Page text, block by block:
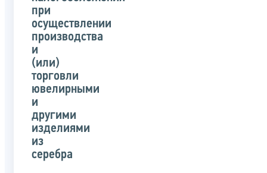
при
осуществлении
производства
и
(или)
торговли
ювелирными
и
другими
изделиями
из
серебра